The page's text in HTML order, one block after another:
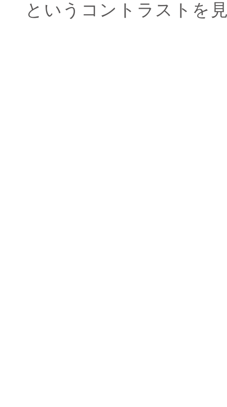
というコントラストを